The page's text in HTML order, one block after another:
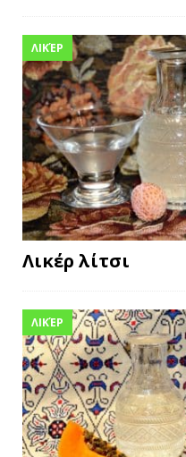
ΛΙΚΈΡ
Λικέρ λίτσι
ΛΙΚΈΡ